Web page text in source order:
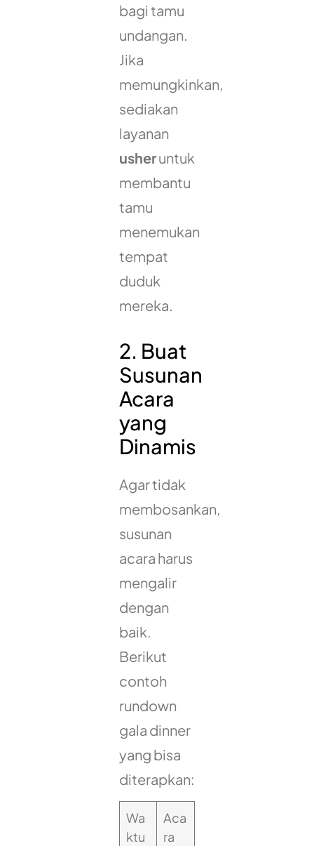
bagi tamu
undangan.
Jika
memungkinkan,
sediakan
layanan
usheruntuk
membantu
tamu
menemukan
tempat
duduk
mereka.
2. Buat
Susunan
Acara
yang
Dinamis
Agar tidak
membosankan,
susunan
acara harus
mengalir
dengan
baik.
Berikut
contoh
rundown
gala dinner
yang bisa
diterapkan:
Wa
ktu
Aca
ra